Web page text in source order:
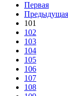
Первая
Предыдущая
101
102
103
104
105
106
107
108